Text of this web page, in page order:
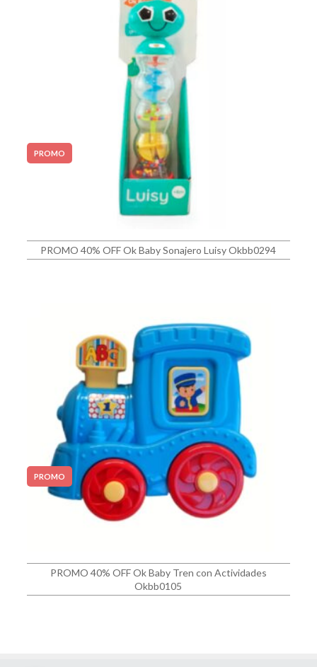
PROMO
PROMO 40% OFF Ok Baby Sonajero Luisy Okbb0294
PROMO
PROMO 40% OFF Ok Baby Tren con Actividades
Okbb0105